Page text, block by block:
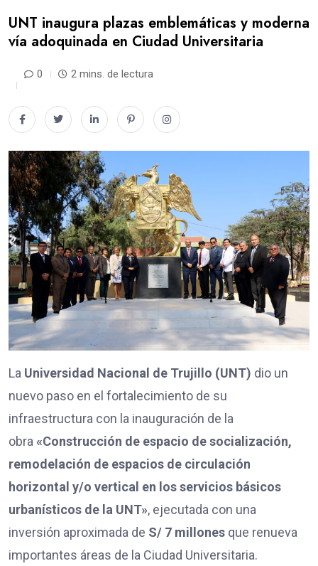
UNT inaugura plazas emblemáticas y moderna
vía adoquinada en Ciudad Universitaria
0 2 mins. de lectura
La Universidad Nacional de Trujillo (UNT) dio un
nuevo paso en el fortalecimiento de su
infraestructura con la inauguración de la
obra «Construcción de espacio de socialización,
remodelación de espacios de circulación
horizontal y/o vertical en los servicios básicos
urbanísticos de la UNT», ejecutada con una
inversión aproximada de S/ 7 millones que renueva
importantes áreas de la Ciudad Universitaria.